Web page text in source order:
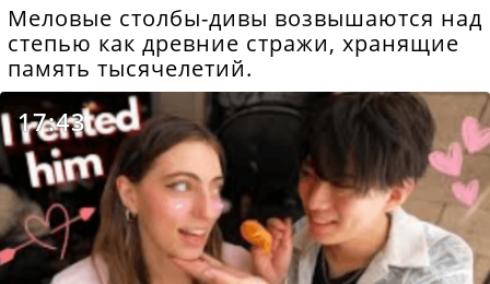
Меловые столбы-дивы возвышаются над
степью как древние стражи, хранящие
память тысячелетий.
17:43